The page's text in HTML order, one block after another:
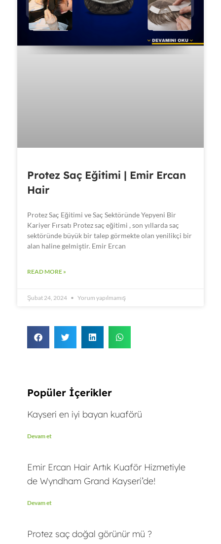
Protez Saç Eğitimi | Emir Ercan
Hair
Protez Saç Eğitimi ve Saç Sektöründe Yepyeni Bir
Kariyer Fırsatı Protez saç eğitimi , son yıllarda saç
sektöründe büyük bir talep görmekte olan yenilikçi bir
alan haline gelmiştir. Emir Ercan
READ MORE »
Şubat 24, 2024 Yorum yapılmamış
Popüler İçerikler
Kayseri en iyi bayan kuaförü
Devam et
Emir Ercan Hair Artık Kuaför Hizmetiyle
de Wyndham Grand Kayseri’de!
Devam et
Protez saç doğal görünür mü ?